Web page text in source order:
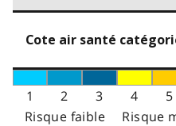
Cote air santé
1 2 3 4 5
Risque faible
Risque